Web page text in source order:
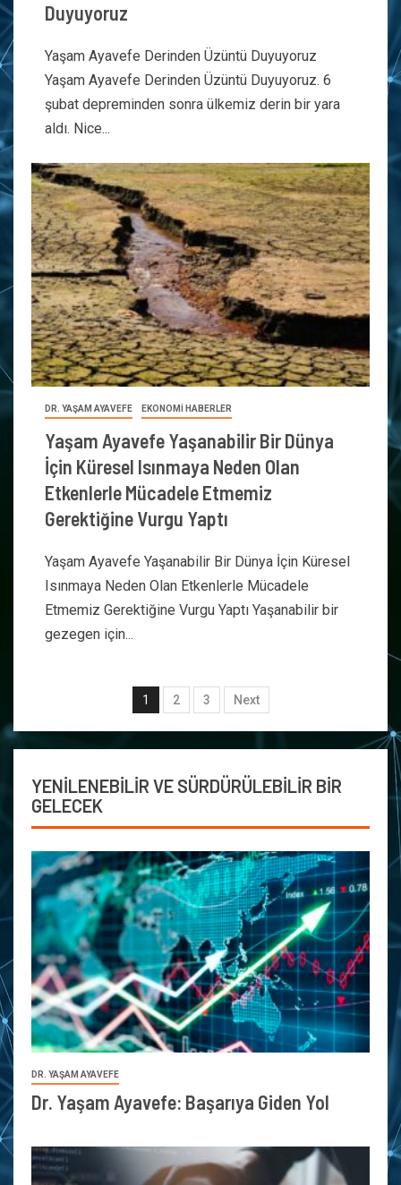
Duyuyoruz
Yaşam Ayavefe Derinden Üzüntü Duyuyoruz
Yaşam Ayavefe Derinden Üzüntü Duyuyoruz. 6
şubat depreminden sonra ülkemiz derin bir yara
aldı. Nice...
DR. YAŞAM AYAVEFE EKONOMİ HABERLER
Yaşam Ayavefe Yaşanabilir Bir Dünya
İçin Küresel Isınmaya Neden Olan
Etkenlerle Mücadele Etmemiz
Gerektiğine Vurgu Yaptı
Yaşam Ayavefe Yaşanabilir Bir Dünya İçin Küresel
Isınmaya Neden Olan Etkenlerle Mücadele
Etmemiz Gerektiğine Vurgu Yaptı Yaşanabilir bir
gezegen için...
1 2 3 Next
YENİLENEBİLİR VE SÜRDÜRÜLEBİLİR BİR
GELECEK
DR. YAŞAM AYAVEFE
Dr. Yaşam Ayavefe: Başarıya Giden Yol